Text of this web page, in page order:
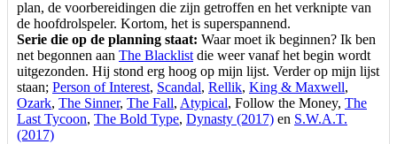
plan, de voorbereidingen die zijn getroffen en het verknipte van
de hoofdrolspeler. Kortom, het is superspannend.
Serie die op de planning staat: Waar moet ik beginnen? Ik ben
net begonnen aan The Blacklistdie weer vanaf het begin wordt
uitgezonden. Hij stond erg hoog op mijn lijst. Verder op mijn lijst
staan; Person of Interest, Scandal, Rellik, King & Maxwell,
Ozark, The Sinner, The Fall, Atypical, Follow the Money, The
Last Tycoon, The Bold Type, Dynasty (2017) en S.W.A.T.
(2017)